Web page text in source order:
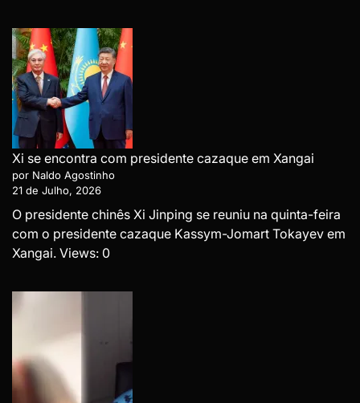
Xi se encontra com presidente cazaque em Xangai
por Naldo Agostinho
21 de Julho, 2026
O presidente chinês Xi Jinping se reuniu na quinta-feira
com o presidente cazaque Kassym-Jomart Tokayev em
Xangai. Views: 0